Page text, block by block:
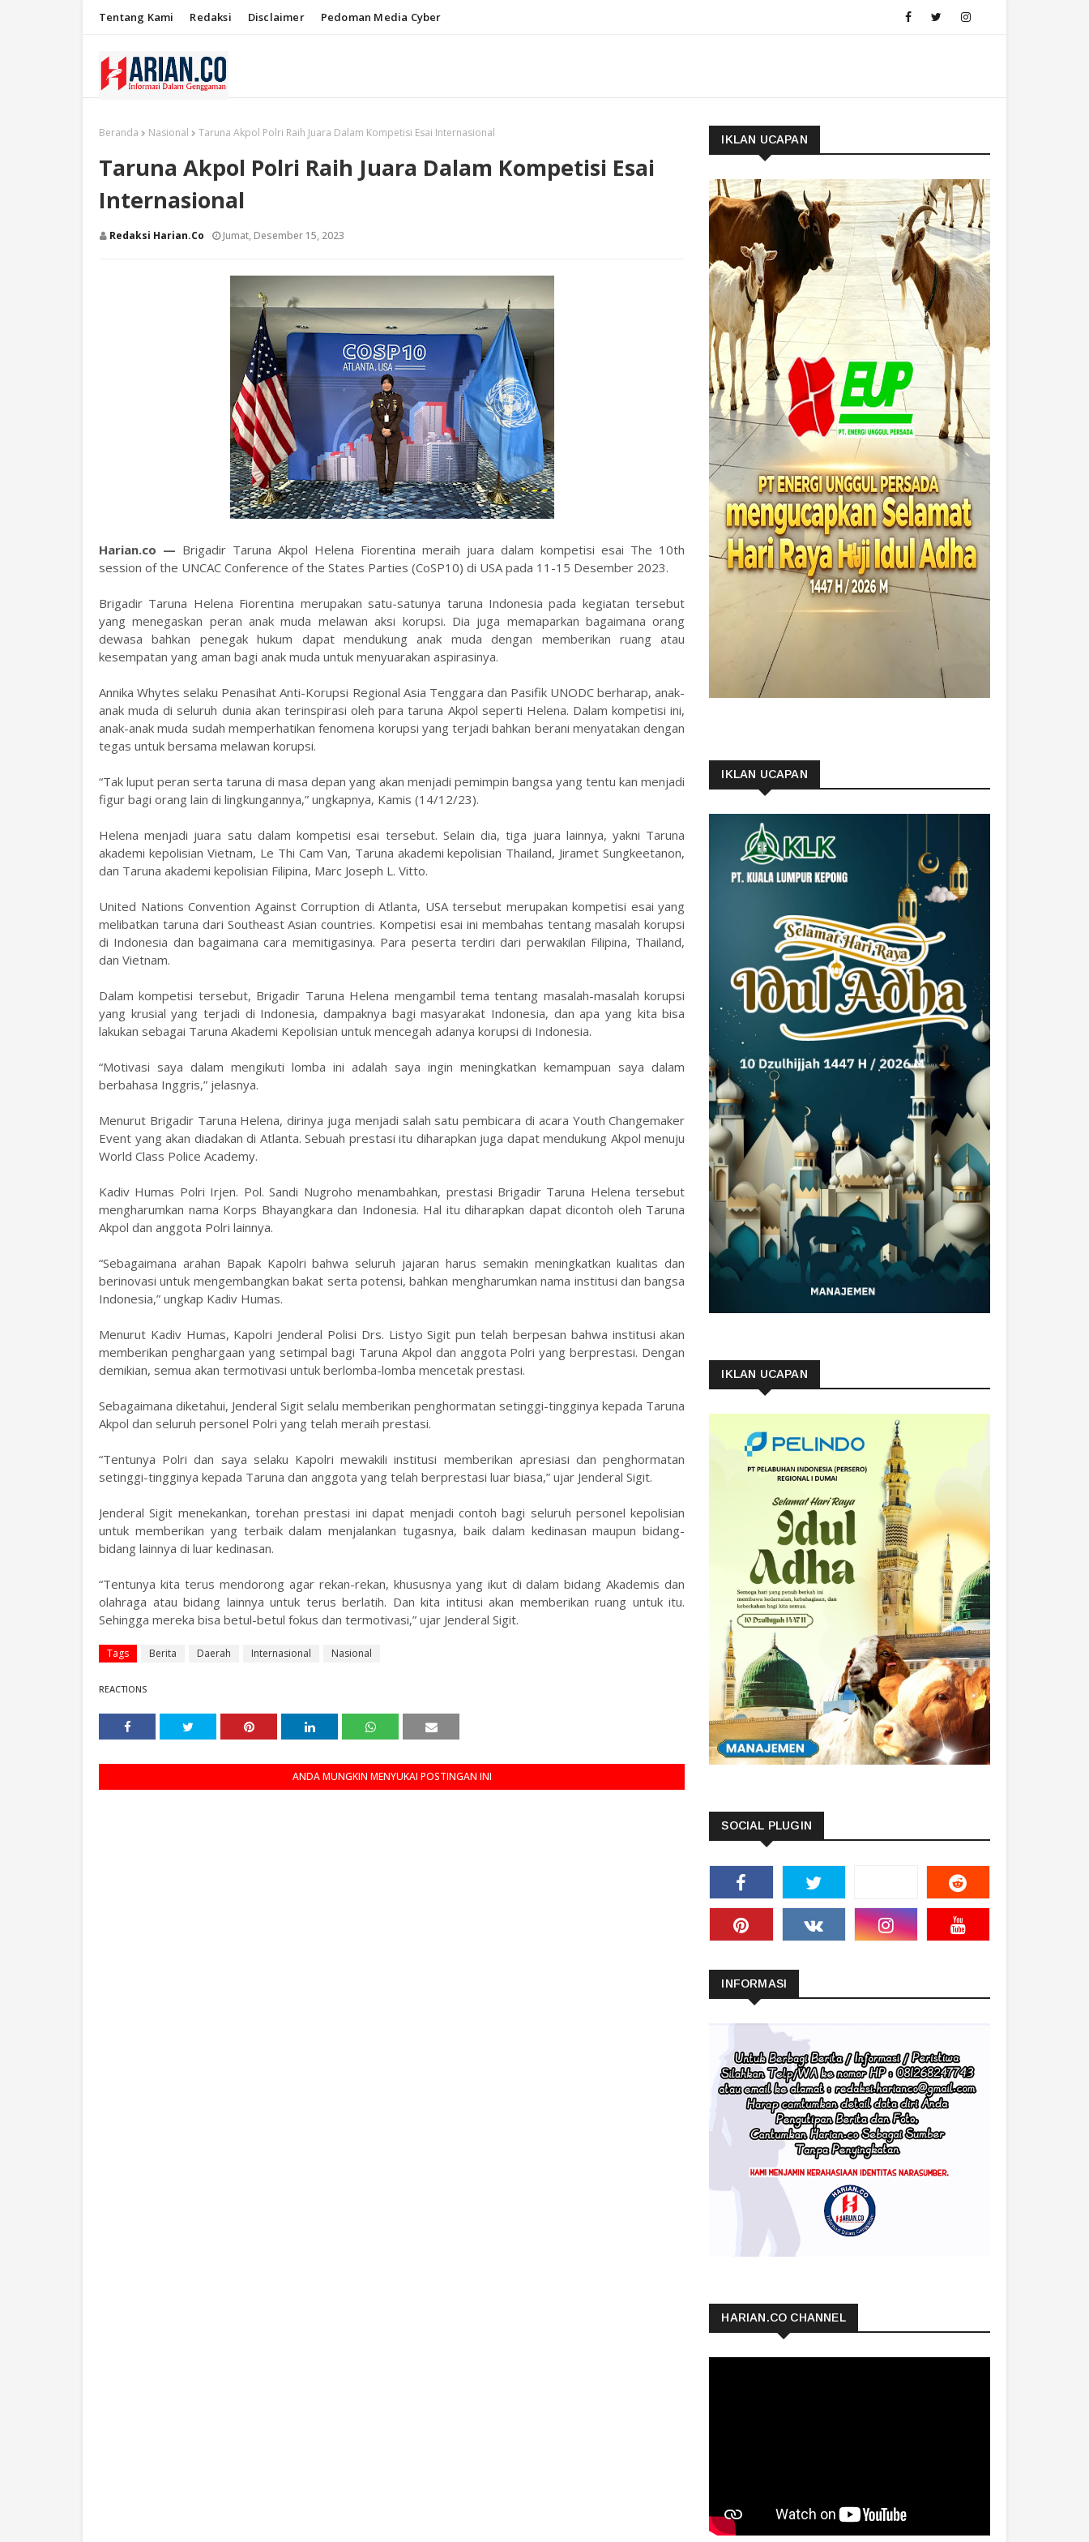
Tentang Kami Redaksi Disclaimer Pedoman Media Cyber
Beranda Nasional Taruna Akpol Polri Raih Juara Dalam Kompetisi Esai Internasional
Taruna Akpol Polri Raih Juara Dalam Kompetisi Esai
Internasional
Redaksi Harian.co Jumat, Desember 15, 2023
Harian.co — Brigadir Taruna Akpol Helena Fiorentina meraih juara dalam kompetisi esai The 10th
session of the UNCAC Conference of the States Parties (CoSP10) di USA pada 11-15 Desember 2023.
Brigadir Taruna Helena Fiorentina merupakan satu-satunya taruna Indonesia pada kegiatan tersebut
yang menegaskan peran anak muda melawan aksi korupsi. Dia juga memaparkan bagaimana orang
dewasa bahkan penegak hukum dapat mendukung anak muda dengan memberikan ruang atau
kesempatan yang aman bagi anak muda untuk menyuarakan aspirasinya.
Annika Whytes selaku Penasihat Anti-Korupsi Regional Asia Tenggara dan Pasifik UNODC berharap, anak-
anak muda di seluruh dunia akan terinspirasi oleh para taruna Akpol seperti Helena. Dalam kompetisi ini,
anak-anak muda sudah memperhatikan fenomena korupsi yang terjadi bahkan berani menyatakan dengan
tegas untuk bersama melawan korupsi.
“Tak luput peran serta taruna di masa depan yang akan menjadi pemimpin bangsa yang tentu kan menjadi
figur bagi orang lain di lingkungannya,” ungkapnya, Kamis (14/12/23).
Helena menjadi juara satu dalam kompetisi esai tersebut. Selain dia, tiga juara lainnya, yakni Taruna
akademi kepolisian Vietnam, Le Thi Cam Van, Taruna akademi kepolisian Thailand, Jiramet Sungkeetanon,
dan Taruna akademi kepolisian Filipina, Marc Joseph L. Vitto.
United Nations Convention Against Corruption di Atlanta, USA tersebut merupakan kompetisi esai yang
melibatkan taruna dari Southeast Asian countries. Kompetisi esai ini membahas tentang masalah korupsi
di Indonesia dan bagaimana cara memitigasinya. Para peserta terdiri dari perwakilan Filipina, Thailand,
dan Vietnam.
Dalam kompetisi tersebut, Brigadir Taruna Helena mengambil tema tentang masalah-masalah korupsi
yang krusial yang terjadi di Indonesia, dampaknya bagi masyarakat Indonesia, dan apa yang kita bisa
lakukan sebagai Taruna Akademi Kepolisian untuk mencegah adanya korupsi di Indonesia.
“Motivasi saya dalam mengikuti lomba ini adalah saya ingin meningkatkan kemampuan saya dalam
berbahasa Inggris,” jelasnya.
Menurut Brigadir Taruna Helena, dirinya juga menjadi salah satu pembicara di acara Youth Changemaker
Event yang akan diadakan di Atlanta. Sebuah prestasi itu diharapkan juga dapat mendukung Akpol menuju
World Class Police Academy.
Kadiv Humas Polri Irjen. Pol. Sandi Nugroho menambahkan, prestasi Brigadir Taruna Helena tersebut
mengharumkan nama Korps Bhayangkara dan Indonesia. Hal itu diharapkan dapat dicontoh oleh Taruna
Akpol dan anggota Polri lainnya.
“Sebagaimana arahan Bapak Kapolri bahwa seluruh jajaran harus semakin meningkatkan kualitas dan
berinovasi untuk mengembangkan bakat serta potensi, bahkan mengharumkan nama institusi dan bangsa
Indonesia,” ungkap Kadiv Humas.
Menurut Kadiv Humas, Kapolri Jenderal Polisi Drs. Listyo Sigit pun telah berpesan bahwa institusi akan
memberikan penghargaan yang setimpal bagi Taruna Akpol dan anggota Polri yang berprestasi. Dengan
demikian, semua akan termotivasi untuk berlomba-lomba mencetak prestasi.
Sebagaimana diketahui, Jenderal Sigit selalu memberikan penghormatan setinggi-tingginya kepada Taruna
Akpol dan seluruh personel Polri yang telah meraih prestasi.
“Tentunya Polri dan saya selaku Kapolri mewakili institusi memberikan apresiasi dan penghormatan
setinggi-tingginya kepada Taruna dan anggota yang telah berprestasi luar biasa,” ujar Jenderal Sigit.
Jenderal Sigit menekankan, torehan prestasi ini dapat menjadi contoh bagi seluruh personel kepolisian
untuk memberikan yang terbaik dalam menjalankan tugasnya, baik dalam kedinasan maupun bidang-
bidang lainnya di luar kedinasan.
“Tentunya kita terus mendorong agar rekan-rekan, khususnya yang ikut di dalam bidang Akademis dan
olahraga atau bidang lainnya untuk terus berlatih. Dan kita intitusi akan memberikan ruang untuk itu.
Sehingga mereka bisa betul-betul fokus dan termotivasi,” ujar Jenderal Sigit.
Tags Berita Daerah Internasional Nasional
REACTIONS
ANDA MUNGKIN MENYUKAI POSTINGAN INI
IKLAN UCAPAN
IKLAN UCAPAN
IKLAN UCAPAN
SOCIAL PLUGIN
INFORMASI
HARIAN.CO CHANNEL